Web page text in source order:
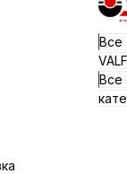
Все
Все